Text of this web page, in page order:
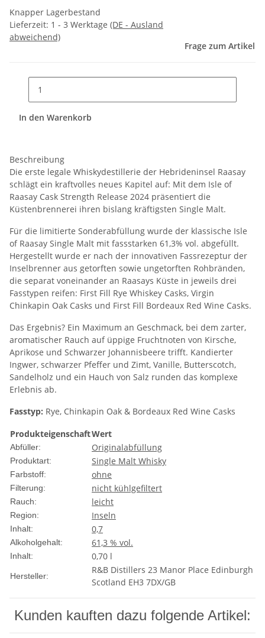
Knapper Lagerbestand
Lieferzeit: 1 - 3 Werktage (DE - Ausland
abweichend)
Frage zum Artikel
In den Warenkorb
Beschreibung
Die erste legale Whiskydestillerie der Hebrideninsel Raasay
schlägt ein kraftvolles neues Kapitel auf: Mit dem Isle of
Raasay Cask Strength Release 2024 präsentiert die
Küstenbrennerei ihren bislang kräftigsten Single Malt.
Für die limitierte Sonderabfüllung wurde der klassische Isle
of Raasay Single Malt mit fassstarken 61,3% vol. abgefüllt.
Hergestellt wurde er nach der innovativen Fassrezeptur der
Inselbrenner aus getorften sowie ungetorften Rohbränden,
die separat voneinander an Raasays Küste in jeweils drei
Fasstypen reifen: First Fill Rye Whiskey Casks, Virgin
Chinkapin Oak Casks und First Fill Bordeaux Red Wine Casks.
Das Ergebnis? Ein Maximum an Geschmack, bei dem zarter,
aromatischer Rauch auf üppige Fruchtnoten von Kirsche,
Aprikose und Schwarzer Johannisbeere trifft. Kandierter
Ingwer, schwarzer Pfeffer und Zimt, Vanille, Butterscotch,
Sandelholz und ein Hauch von Salz runden das komplexe
Erlebnis ab.
Fasstyp: Rye, Chinkapin Oak & Bordeaux Red Wine Casks
ProdukteigenschaftWert
Abfüller: Originalabfüllung
Produktart: Single Malt Whisky
Farbstoff: ohne
Filterung: nicht kühlgefiltert
Rauch: leicht
Region: Inseln
Inhalt: 0,7
Alkoholgehalt: 61,3 % vol.
Inhalt: 0,70 l
Hersteller:
R&B Distillers 23 Manor Place Edinburgh
Scotland EH3 7DX/GB
Kunden kauften dazu folgende Artikel: